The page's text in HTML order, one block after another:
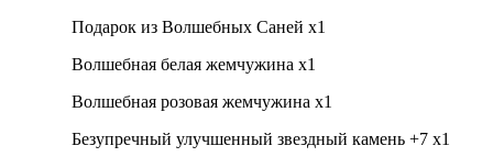
Подарок из Волшебных Саней x1
Волшебная белая жемчужина x1
Волшебная розовая жемчужина x1
Безупречный улучшенный звездный камень +7 x1